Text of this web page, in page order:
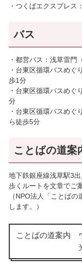
・つくばエクスプレス
バス
・都営バス：浅草雷門
・台東区循環バスめぐ
歩1分
・台東区循環バスめぐ
分
・台東区循環バスめぐ
ら徒歩5分
ことばの道案
地下鉄銀座線浅草駅3
歩くルートを文章でご
（NPO法人「ことば
します。）
ことばの道案内